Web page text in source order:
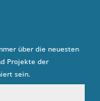
über die neuesten
Projekte der
sein.